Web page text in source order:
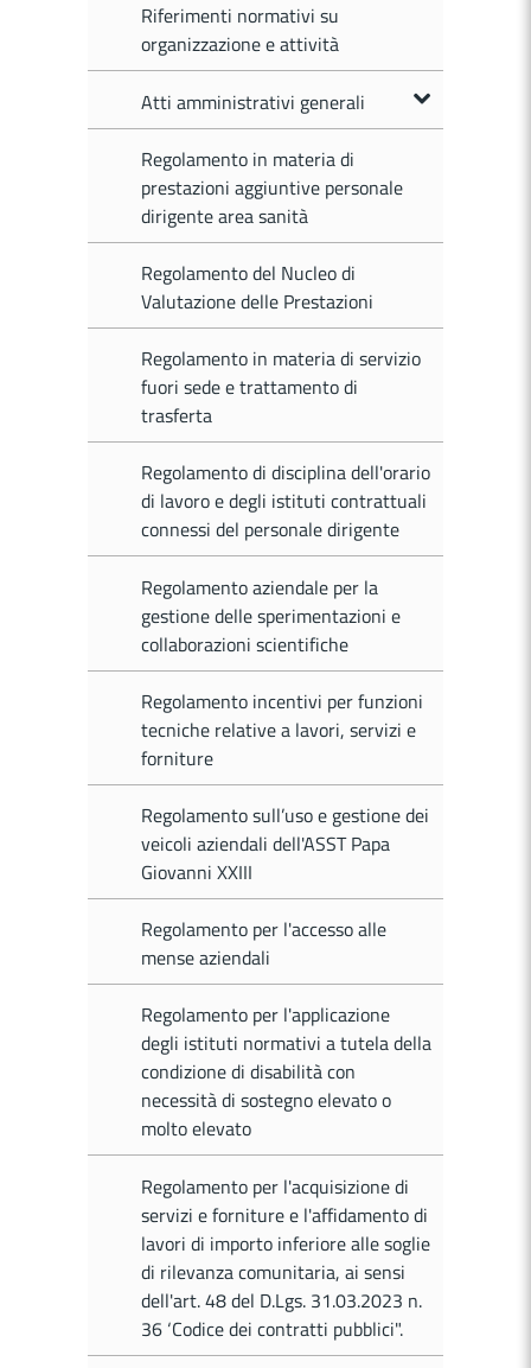
Riferimenti normativi su
organizzazione e attività
Atti amministrativi generali
Regolamento in materia di
prestazioni aggiuntive personale
dirigente area sanità
Regolamento del Nucleo di
Valutazione delle Prestazioni
Regolamento in materia di servizio
fuori sede e trattamento di
trasferta
Regolamento di disciplina dell'orario
di lavoro e degli istituti contrattuali
connessi del personale dirigente
Regolamento aziendale per la
gestione delle sperimentazioni e
collaborazioni scientifiche
Regolamento incentivi per funzioni
tecniche relative a lavori, servizi e
forniture
Regolamento sull’uso e gestione dei
veicoli aziendali dell'ASST Papa
Giovanni XXIII
Regolamento per l'accesso alle
mense aziendali
Regolamento per l'applicazione
degli istituti normativi a tutela della
condizione di disabilità con
necessità di sostegno elevato o
molto elevato
Regolamento per l'acquisizione di
servizi e forniture e l'affidamento di
lavori di importo inferiore alle soglie
di rilevanza comunitaria, ai sensi
dell'art. 48 del D.Lgs. 31.03.2023 n.
36 ‘Codice dei contratti pubblici".